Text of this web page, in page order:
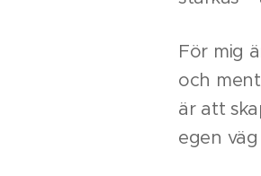
För mig
och
är att
egen